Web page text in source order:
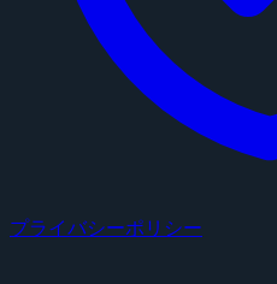
プライバシーポリシー